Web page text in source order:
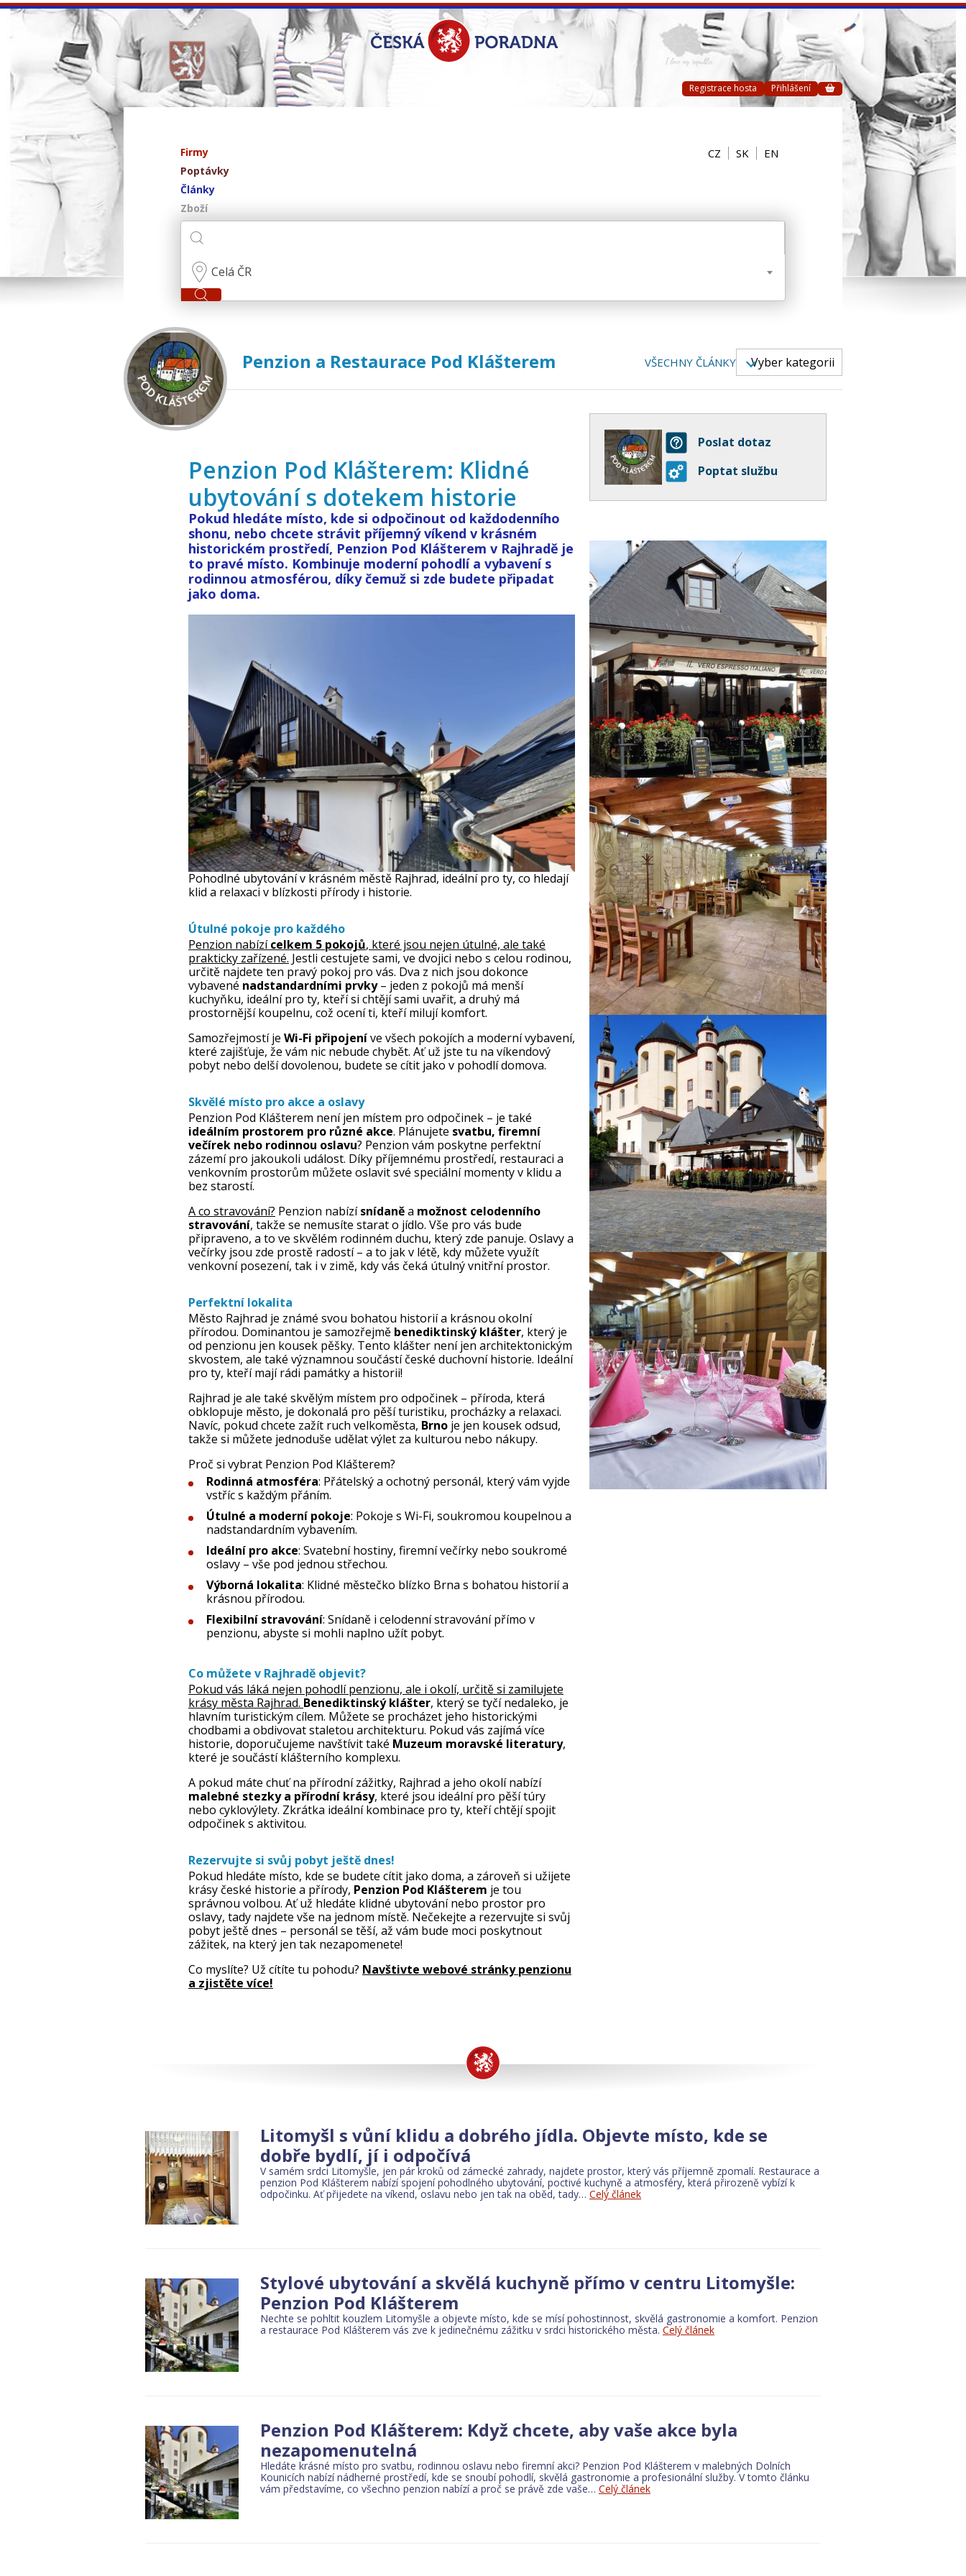
Registrace hosta Přihlášení
Firmy
Poptávky
Články
Zboží
CZ SK EN
Celá ČR
Penzion a Restaurace Pod Klášterem VŠECHNY ČLÁNKY Vyber kategorii
Penzion Pod Klášterem: Klidné
ubytování s dotekem historie
Pokud hledáte místo, kde si odpočinout od každodenního
shonu, nebo chcete strávit příjemný víkend v krásném
historickém prostředí, Penzion Pod Klášterem v Rajhradě je
to pravé místo. Kombinuje moderní pohodlí a vybavení s
rodinnou atmosférou, díky čemuž si zde budete připadat
jako doma.
Pohodlné ubytování v krásném městě Rajhrad, ideální pro ty, co hledají
klid a relaxaci v blízkosti přírody i historie.
Útulné pokoje pro každého
Penzion nabízícelkem 5 pokojů, které jsou nejen útulné, ale také
prakticky zařízené. Jestli cestujete sami, ve dvojici nebo s celou rodinou,
určitě najdete ten pravý pokoj pro vás. Dva z nich jsou dokonce
vybavené nadstandardními prvky– jeden z pokojů má menší
kuchyňku, ideální pro ty, kteří si chtějí sami uvařit, a druhý má
prostornější koupelnu, což ocení ti, kteří milují komfort.
Samozřejmostí je Wi-Fi připojeníve všech pokojích a moderní vybavení,
které zajišťuje, že vám nic nebude chybět. Ať už jste tu na víkendový
pobyt nebo delší dovolenou, budete se cítit jako v pohodlí domova.
Skvělé místo pro akce a oslavy
Penzion Pod Klášterem není jen místem pro odpočinek – je také
ideálním prostorem pro různé akce. Plánujete svatbu, firemní
večírek nebo rodinnou oslavu? Penzion vám poskytne perfektní
zázemí pro jakoukoli událost. Díky příjemnému prostředí, restauraci a
venkovním prostorům můžete oslavit své speciální momenty v klidu a
bez starostí.
A co stravování? Penzion nabízísnídaněa možnost celodenního
stravování, takže se nemusíte starat o jídlo. Vše pro vás bude
připraveno, a to ve skvělém rodinném duchu, který zde panuje. Oslavy a
večírky jsou zde prostě radostí – a to jak v létě, kdy můžete využít
venkovní posezení, tak i v zimě, kdy vás čeká útulný vnitřní prostor.
Perfektní lokalita
Město Rajhrad je známé svou bohatou historií a krásnou okolní
přírodou. Dominantou je samozřejmě benediktinský klášter, který je
od penzionu jen kousek pěšky. Tento klášter není jen architektonickým
skvostem, ale také významnou součástí české duchovní historie. Ideální
pro ty, kteří mají rádi památky a historii!
Rajhrad je ale také skvělým místem pro odpočinek – příroda, která
obklopuje město, je dokonalá pro pěší turistiku, procházky a relaxaci.
Navíc, pokud chcete zažít ruch velkoměsta, Brno je jen kousek odsud,
takže si můžete jednoduše udělat výlet za kulturou nebo nákupy.
Proč si vybrat Penzion Pod Klášterem?
Rodinná atmosféra: Přátelský a ochotný personál, který vám vyjde
vstříc s každým přáním.
Útulné a moderní pokoje: Pokoje s Wi-Fi, soukromou koupelnou a
nadstandardním vybavením.
Ideální pro akce: Svatební hostiny, firemní večírky nebo soukromé
oslavy – vše pod jednou střechou.
Výborná lokalita: Klidné městečko blízko Brna s bohatou historií a
krásnou přírodou.
Flexibilní stravování: Snídaně i celodenní stravování přímo v
penzionu, abyste si mohli naplno užít pobyt.
Co můžete v Rajhradě objevit?
Pokud vás láká nejen pohodlí penzionu, ale i okolí, určitě si zamilujete
krásy města Rajhrad. Benediktinský klášter, který se tyčí nedaleko, je
hlavním turistickým cílem. Můžete se procházet jeho historickými
chodbami a obdivovat staletou architekturu. Pokud vás zajímá více
historie, doporučujeme navštívit také Muzeum moravské literatury,
které je součástí klášterního komplexu.
A pokud máte chuť na přírodní zážitky, Rajhrad a jeho okolí nabízí
malebné stezky a přírodní krásy, které jsou ideální pro pěší túry
nebo cyklovýlety. Zkrátka ideální kombinace pro ty, kteří chtějí spojit
odpočinek s aktivitou.
Rezervujte si svůj pobyt ještě dnes!
Pokud hledáte místo, kde se budete cítit jako doma, a zároveň si užijete
krásy české historie a přírody, Penzion Pod Klášterem je tou
správnou volbou. Ať už hledáte klidné ubytování nebo prostor pro
oslavy, tady najdete vše na jednom místě. Nečekejte a rezervujte si svůj
pobyt ještě dnes – personál se těší, až vám bude moci poskytnout
zážitek, na který jen tak nezapomenete!
Co myslíte? Už cítíte tu pohodu? Navštivte webové stránky penzionu
a zjistěte více!
Poslat dotaz
Poptat službu
Litomyšl s vůní klidu a dobrého jídla. Objevte místo, kde se
dobře bydlí, jí i odpočívá
V samém srdci Litomyšle, jen pár kroků od zámecké zahrady, najdete prostor, který vás příjemně zpomalí. Restaurace a
penzion Pod Klášterem nabízí spojení pohodlného ubytování, poctivé kuchyně a atmosféry, která přirozeně vybízí k
odpočinku. Ať přijedete na víkend, oslavu nebo jen tak na oběd, tady… Celý článek
Stylové ubytování a skvělá kuchyně přímo v centru Litomyšle:
Penzion Pod Klášterem
Nechte se pohltit kouzlem Litomyšle a objevte místo, kde se mísí pohostinnost, skvělá gastronomie a komfort. Penzion
a restaurace Pod Klášterem vás zve k jedinečnému zážitku v srdci historického města. Celý článek
Penzion Pod Klášterem: Když chcete, aby vaše akce byla
nezapomenutelná
Hledáte krásné místo pro svatbu, rodinnou oslavu nebo firemní akci? Penzion Pod Klášterem v malebných Dolních
Kounicích nabízí nádherné prostředí, kde se snoubí pohodlí, skvělá gastronomie a profesionální služby. V tomto článku
vám představíme, co všechno penzion nabízí a proč se právě zde vaše… Celý článek